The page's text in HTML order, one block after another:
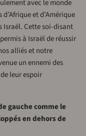
avec le monde
et d’Amérique
Israël. Cette soi-disant
à Israël de réussir
alliés et notre
un ennemi des
leur espoir
gauche comme le
en dehors de